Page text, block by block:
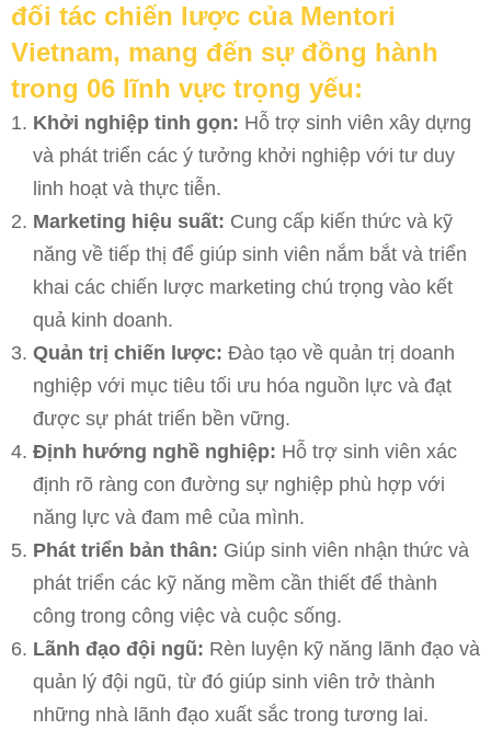
đối tác chiến lược của Mentori
Vietnam, mang đến sự đồng hành
trong 06 lĩnh vực trọng yếu:
Khởi nghiệp tinh gọn: Hỗ trợ sinh viên xây dựng
và phát triển các ý tưởng khởi nghiệp với tư duy
linh hoạt và thực tiễn.
Marketing hiệu suất: Cung cấp kiến thức và kỹ
năng về tiếp thị để giúp sinh viên nắm bắt và triển
khai các chiến lược marketing chú trọng vào kết
quả kinh doanh.
Quản trị chiến lược: Đào tạo về quản trị doanh
nghiệp với mục tiêu tối ưu hóa nguồn lực và đạt
được sự phát triển bền vững.
Định hướng nghề nghiệp: Hỗ trợ sinh viên xác
định rõ ràng con đường sự nghiệp phù hợp với
năng lực và đam mê của mình.
Phát triển bản thân: Giúp sinh viên nhận thức và
phát triển các kỹ năng mềm cần thiết để thành
công trong công việc và cuộc sống.
Lãnh đạo đội ngũ: Rèn luyện kỹ năng lãnh đạo và
quản lý đội ngũ, từ đó giúp sinh viên trở thành
những nhà lãnh đạo xuất sắc trong tương lai.